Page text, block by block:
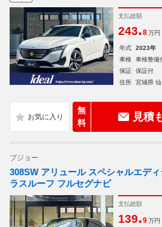
支払総額
243.8 万円
年式 2023年
車検
車検整備
保証
保証付
住所
宮城県
無
料
見積
プジョー
308SW アリュール スペシャルエデ
ラスルーフ フルセグナビ
支払総額
139.9 万円